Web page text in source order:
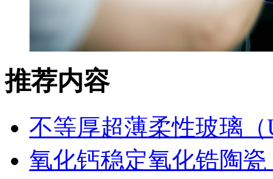
推荐内容
不等厚超薄柔性玻璃
氧化钙稳定氧化锆陶